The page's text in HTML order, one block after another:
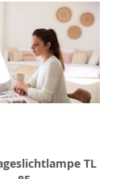
TL